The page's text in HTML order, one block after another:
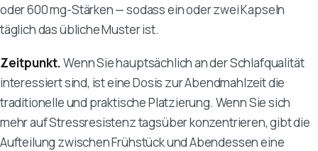
oder 600 mg-Stärken — sodass ein oder zwei Kapseln
täglich das übliche Muster ist.
Zeitpunkt.Wenn Sie hauptsächlich an der Schlafqualität
interessiert sind, ist eine Dosis zur Abendmahlzeit die
traditionelle und praktische Platzierung. Wenn Sie sich
mehr auf Stressresistenz tagsüber konzentrieren, gibt die
Aufteilung zwischen Frühstück und Abendessen eine